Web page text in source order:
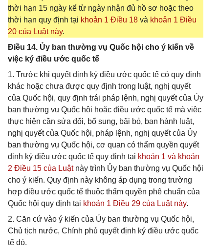
thời hạn 15 ngày kể từ ngày nhận đủ hồ sơ hoặc theo
thời hạn quy định tại khoản 1 Điều 18 và khoản 1 Điều
20 của Luật này.
Điều 14. Ủy ban thường vụ Quốc hội cho ý kiến về
việc ký điều ước quốc tế
1. Trước khi quyết định ký điều ước quốc tế có quy định
khác hoặc chưa được quy định trong luật, nghị quyết
của Quốc hội, quy định trái pháp lệnh, nghị quyết của Ủy
ban thường vụ Quốc hội hoặc điều ước quốc tế mà việc
thực hiện cần sửa đổi, bổ sung, bãi bỏ, ban hành luật,
nghị quyết của Quốc hội, pháp lệnh, nghị quyết của Ủy
ban thường vụ Quốc hội, cơ quan có thẩm quyền quyết
định ký điều ước quốc tế quy định tại khoản 1 và khoản
2 Điều 15 của Luậtnày trình Ủy ban thường vụ Quốc hội
cho ý kiến. Quy định này không áp dụng trong trường
hợp điều ước quốc tế thuộc thẩm quyền phê chuẩn của
Quốc hội quy định tại khoản 1 Điều 29 của Luật này.
2. Căn cứ vào ý kiến của Ủy ban thường vụ Quốc hội,
Chủ tịch nước, Chính phủ quyết định ký điều ước quốc
tế đó.